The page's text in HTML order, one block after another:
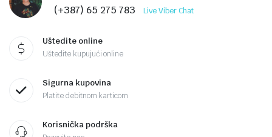
(+387) 65 275 783 Live Viber Chat
Uštedite online
Uštedite kupujući online
Sigurna kupovina
Platite debitnom karticom
Korisnička podrška